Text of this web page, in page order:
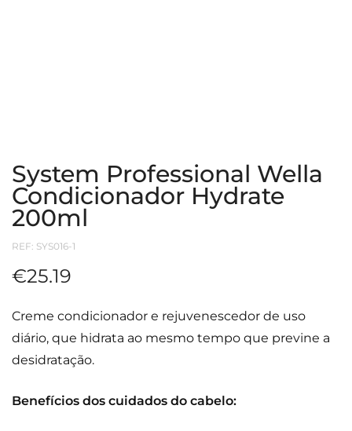
System Professional Wella
Condicionador Hydrate
200ml
REF: SYS016-1
€25.19
Creme condicionador e rejuvenescedor de uso
diário, que hidrata ao mesmo tempo que previne a
desidratação.
Benefícios dos cuidados do cabelo: